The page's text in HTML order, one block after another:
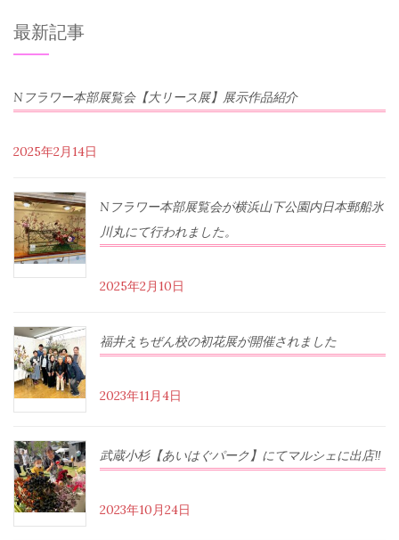
最新記事
Nフラワー本部展覧会【大リース展】展示作品紹介
2025年2月14日
Nフラワー本部展覧会が横浜山下公園内日本郵船氷
川丸にて行われました。
2025年2月10日
福井えちぜん校の初花展が開催されました
2023年11月4日
武蔵小杉【あいはぐパーク】にてマルシェに出店‼︎
2023年10月24日